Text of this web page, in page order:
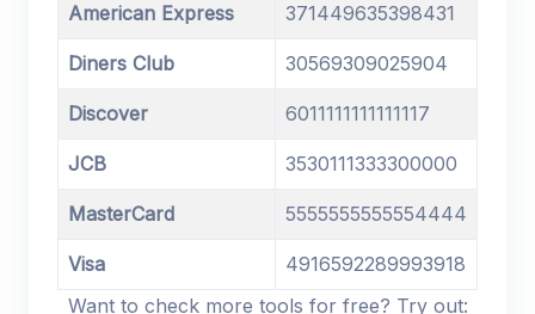
American Express 371449635398431
Diners Club 30569309025904
Discover 6011111111111117
JCB 3530111333300000
MasterCard 5555555555554444
Visa
4916592289993918
Want to check more tools for free? Try out: